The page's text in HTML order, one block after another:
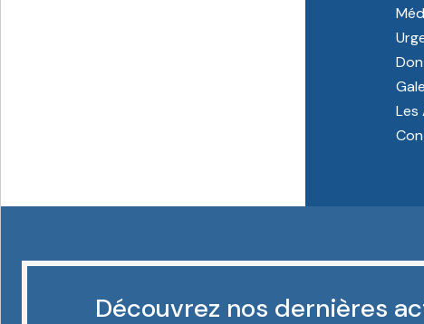
Don
Les
Découvrez nos dernières